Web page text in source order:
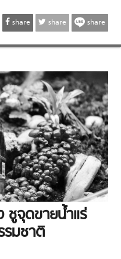
share share share
ชูจุดขายน้ำแร่
รมชาติ